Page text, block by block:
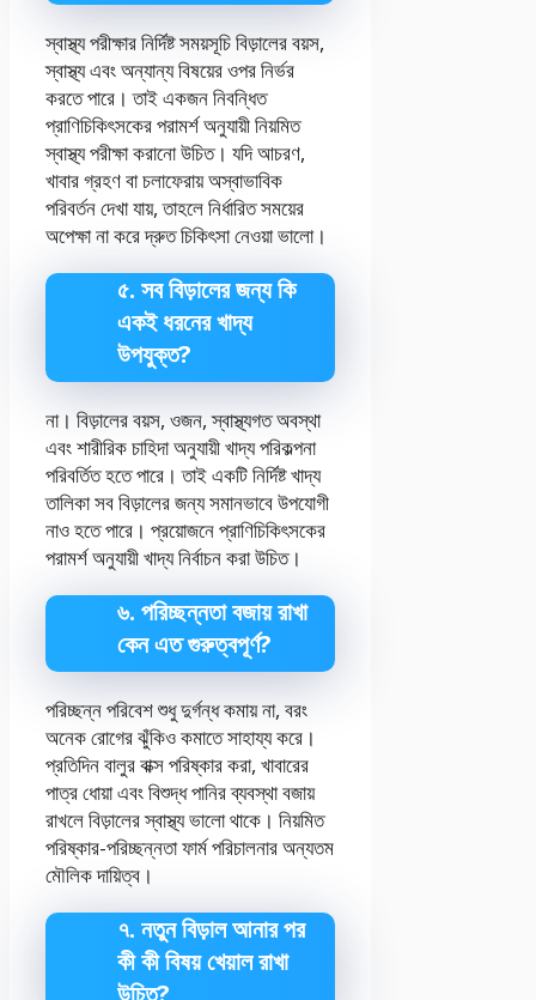
স্বাস্থ্য পরীক্ষার নির্দিষ্ট সময়সূচি বিড়ালের বয়স,
স্বাস্থ্য এবং অন্যান্য বিষয়ের ওপর নির্ভর
করতে পারে। তাই একজন নিবন্ধিত
প্রাণিচিকিৎসকের পরামর্শ অনুযায়ী নিয়মিত
স্বাস্থ্য পরীক্ষা করানো উচিত। যদি আচরণ,
খাবার গ্রহণ বা চলাফেরায় অস্বাভাবিক
পরিবর্তন দেখা যায়, তাহলে নির্ধারিত সময়ের
অপেক্ষা না করে দ্রুত চিকিৎসা নেওয়া ভালো।
৫. সব বিড়ালের জন্য কি
একই ধরনের খাদ্য
উপযুক্ত?
না। বিড়ালের বয়স, ওজন, স্বাস্থ্যগত অবস্থা
এবং শারীরিক চাহিদা অনুযায়ী খাদ্য পরিকল্পনা
পরিবর্তিত হতে পারে। তাই একটি নির্দিষ্ট খাদ্য
তালিকা সব বিড়ালের জন্য সমানভাবে উপযোগী
নাও হতে পারে। প্রয়োজনে প্রাণিচিকিৎসকের
পরামর্শ অনুযায়ী খাদ্য নির্বাচন করা উচিত।
৬. পরিচ্ছন্নতা বজায় রাখা
কেন এত গুরুত্বপূর্ণ?
পরিচ্ছন্ন পরিবেশ শুধু দুর্গন্ধ কমায় না, বরং
অনেক রোগের ঝুঁকিও কমাতে সাহায্য করে।
প্রতিদিন বালুর বাক্স পরিষ্কার করা, খাবারের
পাত্র ধোয়া এবং বিশুদ্ধ পানির ব্যবস্থা বজায়
রাখলে বিড়ালের স্বাস্থ্য ভালো থাকে। নিয়মিত
পরিষ্কার-পরিচ্ছন্নতা ফার্ম পরিচালনার অন্যতম
মৌলিক দায়িত্ব।
৭. নতুন বিড়াল আনার পর
কী কী বিষয় খেয়াল রাখা